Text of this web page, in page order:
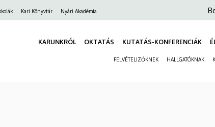
Kari Könyvtár Nyári Akadémia
KARUNKRÓL OKTATÁS KUTATÁS-KONFERENCIÁK
FELVÉTELIZŐKNEK HALLGATÓKNAK